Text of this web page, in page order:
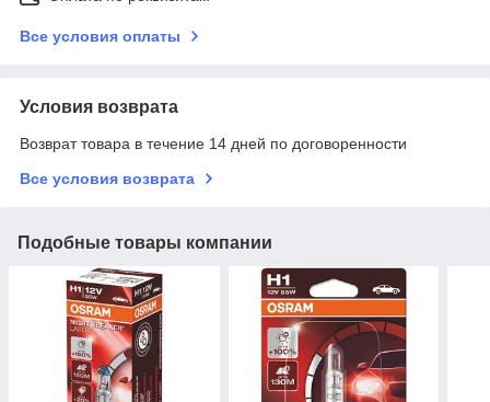
Все условия оплаты
Условия возврата
Возврат товара в течение 14 дней по договоренности
Все условия возврата
Подобные товары компании